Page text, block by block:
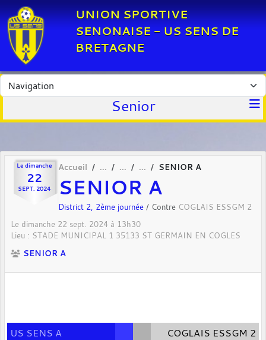
UNION SPORTIVE
SENONAISE - US SENS DE
BRETAGNE
Senior
Le dimanche
22
SEPT. 2024
Accueil SENIOR A
SENIOR A
District 2, 2ème journée / Contre COGLAIS ESSGM 2
Le dimanche 22 sept. 2024 à 13h30
Lieu : STADE MUNICIPAL 1 35133 ST GERMAIN EN COGLES
SENIOR A
US SENS A COGLAIS ESSGM 2
Panneau de gestion des cookies